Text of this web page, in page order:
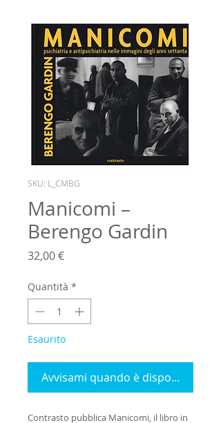
SKU: L_CMBG
Manicomi –
Berengo Gardin
32,00 €Prezzo
Quantità *
Esaurito
Avvisami quando è disponibile
Contrasto pubblica Manicomi, il libro in